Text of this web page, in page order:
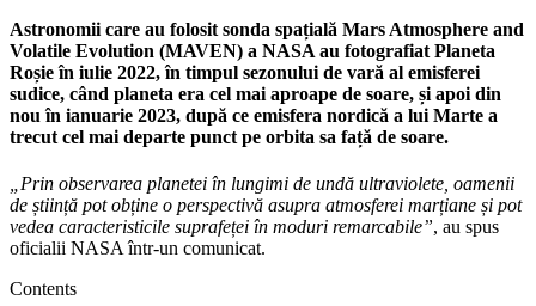
Astronomii care au folosit sonda spațială Mars Atmosphere and
Volatile Evolution (MAVEN) a NASA au fotografiat Planeta
Roșie în iulie 2022, în timpul sezonului de vară al emisferei
sudice, când planeta era cel mai aproape de soare, și apoi din
nou în ianuarie 2023, după ce emisfera nordică a lui Marte a
trecut cel mai departe punct pe orbita sa față de soare.
„Prin observarea planetei în lungimi de undă ultraviolete, oamenii
de știință pot obține o perspectivă asupra atmosferei marțiane și pot
vedea caracteristicile suprafeței în moduri remarcabile”, au spus
oficialii NASA într-un comunicat.
Contents